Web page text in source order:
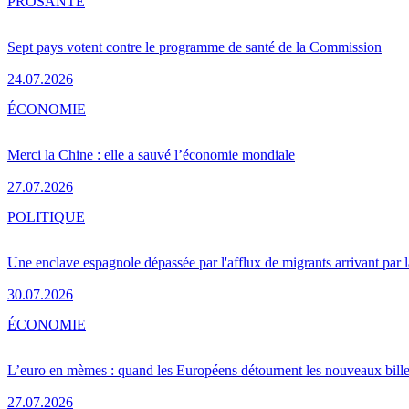
Sept pays votent contre le programme de santé de la Commission
24.07.2026
Merci la Chine : elle a sauvé l’économie mondiale
27.07.2026
ÉCONOMIE
Une enclave espagnole dépassée par l'afflux de migrants arrivant par
30.07.2026
POLITIQUE
L’euro en mèmes : quand les Européens détournent les nouveaux
27.07.2026
ÉCONOMIE